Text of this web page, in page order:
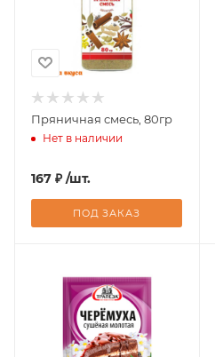
Пряничная смесь, 80гр
Нет в наличии
167 ₽ /шт.
ПОД ЗАКАЗ